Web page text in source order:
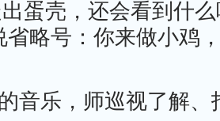
蛋壳，还会看到什
省略号：你来做小鸡
音乐，师巡视了解、